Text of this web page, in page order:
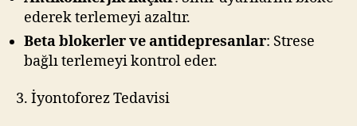
ederek terlemeyi azaltır.
Beta blokerler ve antidepresanlar: Strese
bağlı terlemeyi kontrol eder.
3. İyontoforez Tedavisi